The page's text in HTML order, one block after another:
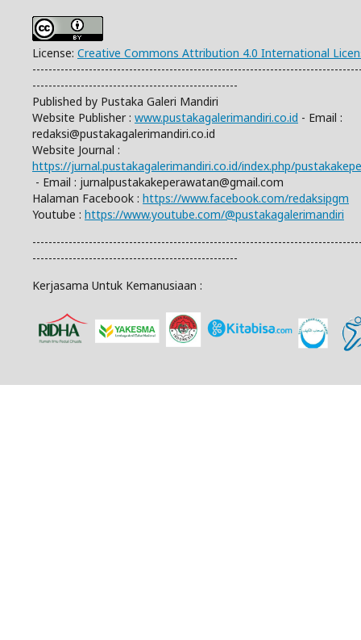
License: Creative Commons Attribution 4.0 International
---------------------------------------------------
Published by Pustaka Galeri Mandiri
Website Publisher : www.pustakagalerimandiri.co.id - Email :
redaksi@pustakagalerimandiri.co.id
Website Journal :
https://jurnal.pustakagalerimandiri.co.id/index.php/
- Email : jurnalpustakakeperawatan@gmail.com
Halaman Facebook : https://www.facebook.com/redaksipgm
Youtube : https://www.youtube.com/@pustakagalerimandiri
---------------------------------------------------
Kerjasama Untuk Kemanusiaan :